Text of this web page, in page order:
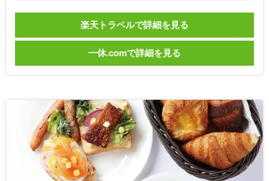
楽天トラベルで詳細を見る
一休.comで詳細を見る